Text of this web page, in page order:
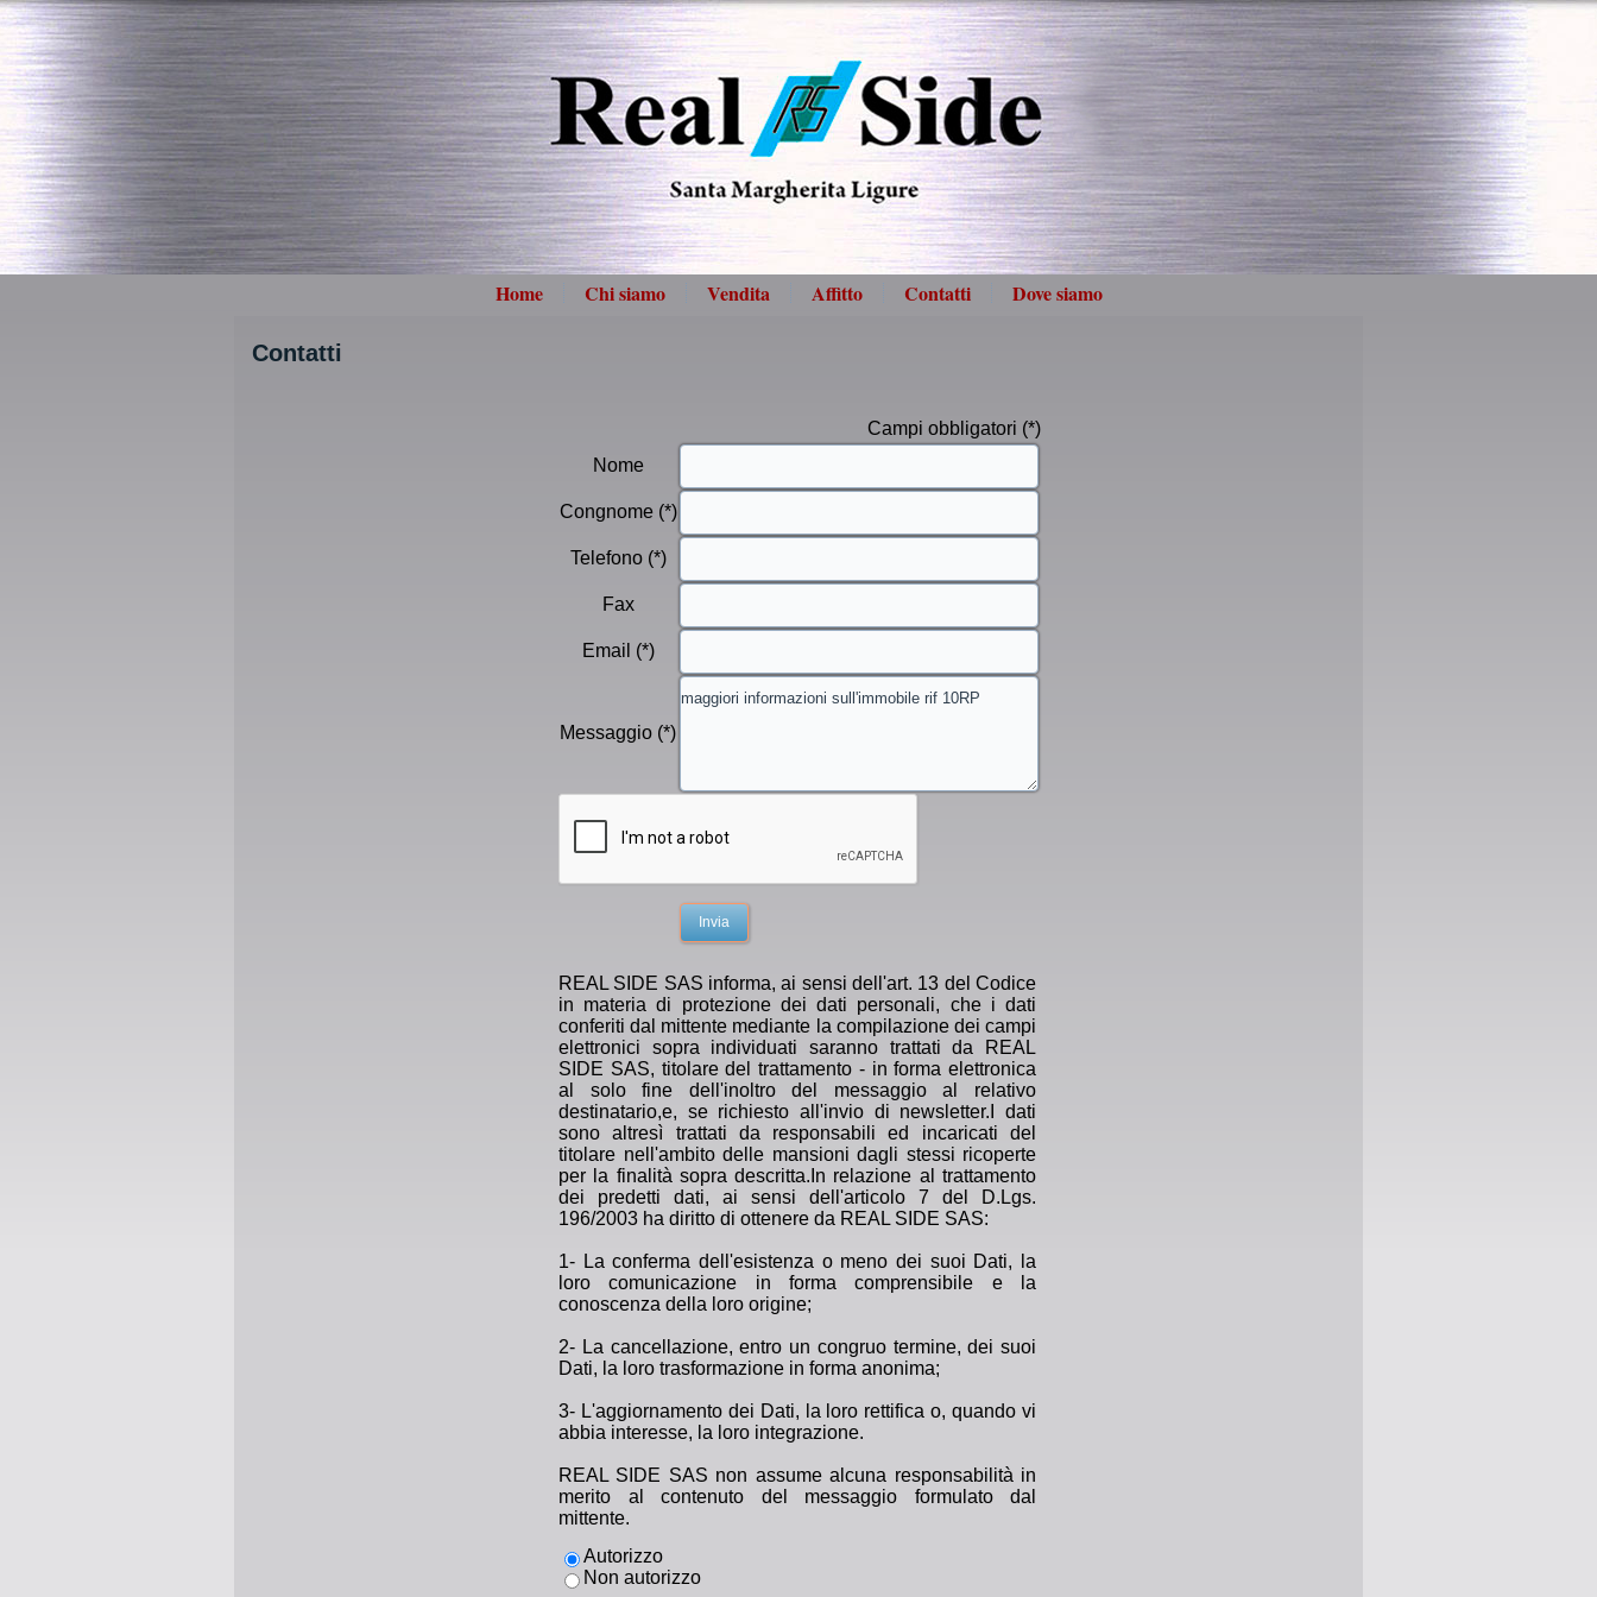
Home Chi siamo Vendita Affitto Contatti Dove siamo
Contatti
Campi obbligatori (*)
Nome
Congnome (*)
Telefono (*)
Fax
Email (*)
Messaggio (*)
REAL SIDE SAS informa, ai sensi dell'art. 13 del Codice
in materia di protezione dei dati personali, che i dati
conferiti dal mittente mediante la compilazione dei campi
elettronici sopra individuati saranno trattati da REAL
SIDE SAS, titolare del trattamento - in forma elettronica
al solo fine dell'inoltro del messaggio al relativo
destinatario,e, se richiesto all'invio di newsletter.I dati
sono altresì trattati da responsabili ed incaricati del
titolare nell'ambito delle mansioni dagli stessi ricoperte
per la finalità sopra descritta.In relazione al trattamento
dei predetti dati, ai sensi dell'articolo 7 del D.Lgs.
196/2003 ha diritto di ottenere da REAL SIDE SAS:
1- La conferma dell'esistenza o meno dei suoi Dati, la
loro comunicazione in forma comprensibile e la
conoscenza della loro origine;
2- La cancellazione, entro un congruo termine, dei suoi
Dati, la loro trasformazione in forma anonima;
3- L'aggiornamento dei Dati, la loro rettifica o, quando vi
abbia interesse, la loro integrazione.
REAL SIDE SAS non assume alcuna responsabilità in
merito al contenuto del messaggio formulato dal
mittente.
Autorizzo
Non autorizzo